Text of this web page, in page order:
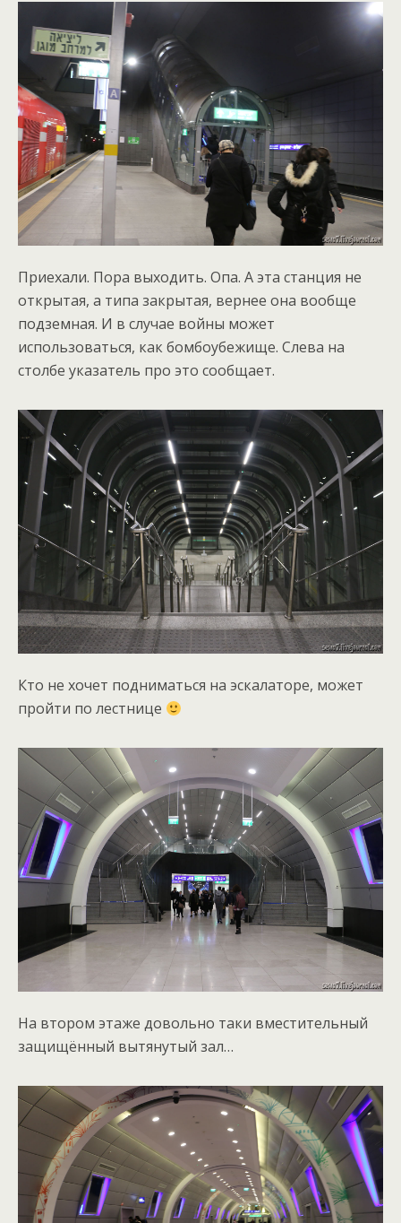
Приехали. Пора выходить. Опа. А эта станция не
открытая, а типа закрытая, вернее она вообще
подземная. И в случае войны может
использоваться, как бомбоубежище. Слева на
столбе указатель про это сообщает.
Кто не хочет подниматься на эскалаторе, может
пройти по лестнице
На втором этаже довольно таки вместительный
защищённый вытянутый зал…